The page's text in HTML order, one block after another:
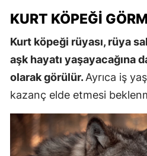
KURT KÖPEĞI
Kurt köpeği rüyası, rüya
aşk hayatı yaşayacağına
olarak görülür.Ayrıca iş
kazanç elde etmesi